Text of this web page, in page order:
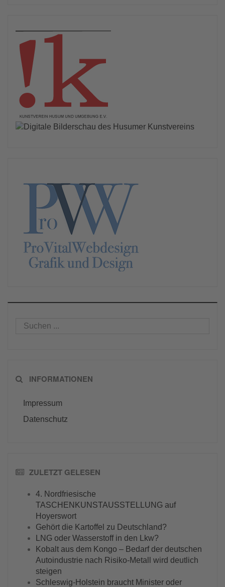
INFORMATIONEN
Impressum
Datenschutz
ZULETZT GELESEN
4. Nordfriesische
TASCHENKUNSTAUSSTELLUNG auf
Hoyerswort
Gehört die Kartoffel zu Deutschland?
LNG oder Wasserstoff in den Lkw?
Kobalt aus dem Kongo – Bedarf der deutschen
Autoindustrie nach Risiko-Metall wird deutlich
steigen
Schleswig-Holstein braucht Minister oder